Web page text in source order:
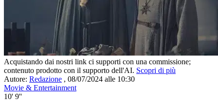
Acquistando dai nostri link ci supporti con una commissione;
contenuto prodotto con il supporto dell'AI. Scopri di più
Autore: Redazione , 08/07/2024 alle 10:30
Movie & Entertainment
10' 9''